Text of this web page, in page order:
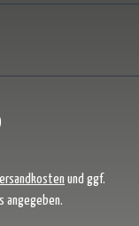
und ggf.
angegeben.